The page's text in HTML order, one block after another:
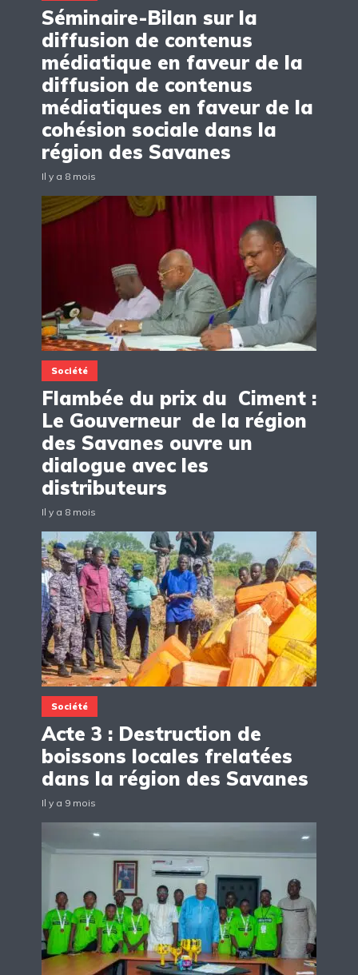
Séminaire-Bilan sur la
diffusion de contenus
médiatique en faveur de la
diffusion de contenus
médiatiques en faveur de la
cohésion sociale dans la
région des Savanes
Il y a 8 mois
Société
Flambée du prix du Ciment :
Le Gouverneur de la région
des Savanes ouvre un
dialogue avec les
distributeurs
Il y a 8 mois
Société
Acte 3 : Destruction de
boissons locales frelatées
dans la région des Savanes
Il y a 9 mois